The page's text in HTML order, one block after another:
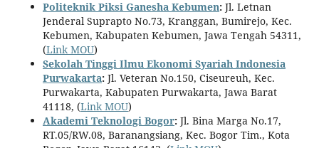
Politeknik Piksi Ganesha Kebumen:Jl. Letnan
Jenderal Suprapto No.73, Kranggan, Bumirejo, Kec.
Kebumen, Kabupaten Kebumen, Jawa Tengah 54311,
(Link MOU)
Sekolah Tinggi Ilmu Ekonomi Syariah Indonesia
Purwakarta:Jl. Veteran No.150, Ciseureuh, Kec.
Purwakarta, Kabupaten Purwakarta, Jawa Barat
41118, (Link MOU)
Akademi Teknologi Bogor:Jl. Bina Marga No.17,
RT.05/RW.08, Baranangsiang, Kec. Bogor Tim., Kota